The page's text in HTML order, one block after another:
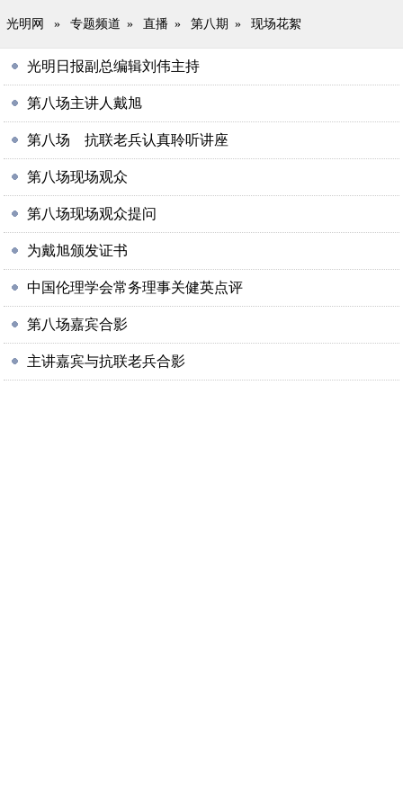
光明网 » 专题频道 » 直播 » 第八期 » 现场花絮
光明日报副总编辑刘伟主持
第八场主讲人戴旭
第八场 抗联老兵认真聆听讲座
第八场现场观众
第八场现场观众提问
为戴旭颁发证书
中国伦理学会常务理事关健英点评
第八场嘉宾合影
主讲嘉宾与抗联老兵合影